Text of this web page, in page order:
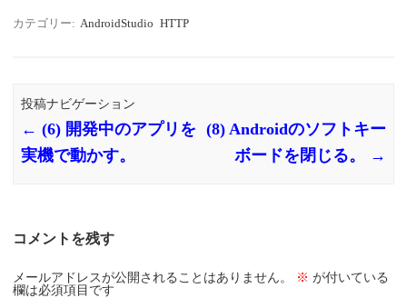
カテゴリー: AndroidStudio HTTP
投稿ナビゲーション
← (6) 開発中のアプリを
実機で動かす。
(8) Androidのソフトキー
ボードを閉じる。
→
コメントを残す
メールアドレスが公開されることはありません。 ※ が付いている
欄は必須項目です